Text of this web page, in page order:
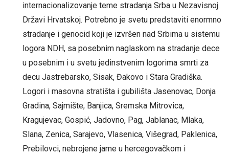
internacionalizovanje teme stradanja Srba u Nezavisnoj
Državi Hrvatskoj. Potrebno je svetu predstaviti enormno
stradanje i genocid koji je izvršen nad Srbima u sistemu
logora NDH, sa posebnim naglaskom na stradanje dece
u posebnim i u svetu jedinstvenim logorima smrti za
decu Jastrebarsko, Sisak, Đakovo i Stara Gradiška.
Logori i masovna stratišta i gubilišta Jasenovac, Donja
Gradina, Sajmište, Banjica, Sremska Mitrovica,
Kragujevac, Gospić, Jadovno, Pag, Jablanac, Mlaka,
Slana, Zenica, Sarajevo, Vlasenica, Višegrad, Paklenica,
Prebilovci, nebrojene jame u hercegovačkom i